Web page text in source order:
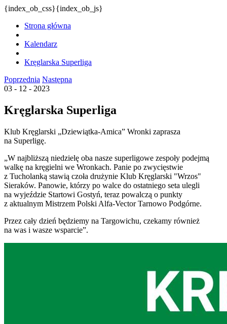
{index_ob_css}{index_ob_js}
Strona główna
Kalendarz
Kręglarska Superliga
Poprzednia Następna
03 - 12 - 2023
Kręglarska Superliga
Klub Kręglarski „Dziewiątka-Amica” Wronki zaprasza
na Superligę.
„W najbliższą niedzielę oba nasze superligowe zespoły podejmą
walkę na kręgielni we Wronkach. Panie po zwycięstwie
z Tucholanką stawią czoła drużynie Klub Kręglarski "Wrzos"
Sieraków. Panowie, którzy po walce do ostatniego seta ulegli
na wyjeździe Startowi Gostyń, teraz powalczą o punkty
z aktualnym Mistrzem Polski Alfa-Vector Tarnowo Podgórne.
Przez cały dzień będziemy na Targowichu, czekamy również
na was i wasze wsparcie”.